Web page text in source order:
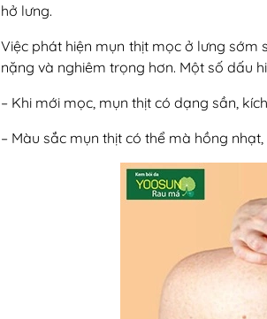
hở lưng.
Việc phát hiện mụn thịt mọc ở lưng sớm
nặng và nghiêm trọng hơn. Một số dấu
– Khi mới mọc, mụn thịt có dạng sần,
– Màu sắc mụn thịt có thể mà hồng